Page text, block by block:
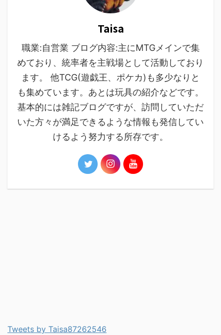
Taisa
職業:自営業 ブログ内容:主にMTGメインで集
めており、統率者を主戦場として活動しており
ます。 他TCG(遊戯王、ポケカ)も多少なりと
も集めています。あとは玩具の紹介などです。
基本的には雑記ブログですが、訪問していただ
いた方々が満足できるような情報も発信してい
けるよう努力する所存です。
Tweets by Taisa87262546